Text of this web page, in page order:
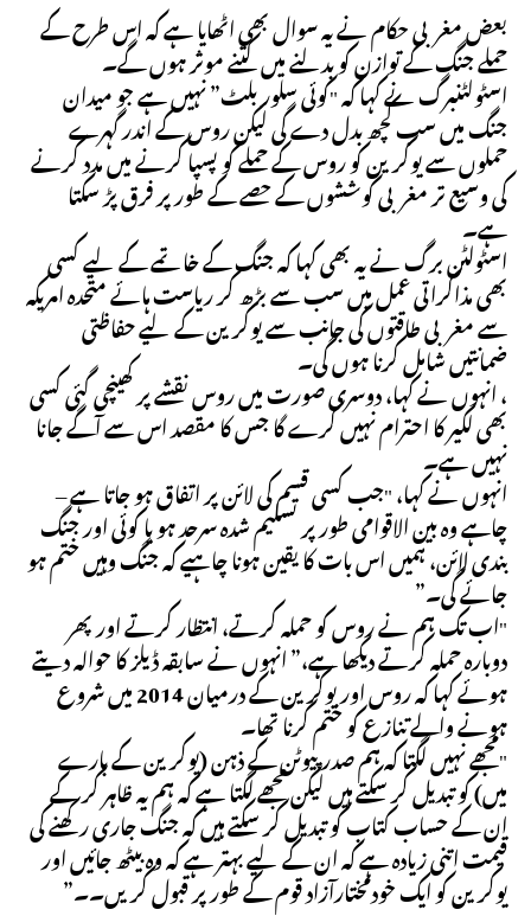
بعض مغربی حکام نے یہ سوال بھی اٹھایا ہے کہ اس طرح کے
حملے جنگ کے توازن کو بدلنے میں کتنے موثر ہوں گے۔
اسٹولٹنبرگ نے کہا کہ "کوئی سلور بلٹ” نہیں ہے جو میدان
جنگ میں سب کچھ بدل دے گی لیکن روس کے اندر گہرے
حملوں سے یوکرین کو روس کے حملے کو پسپا کرنے میں مدد کرنے
کی وسیع تر مغربی کوششوں کے حصے کے طور پر فرق پڑ سکتا
ہے۔
اسٹولٹن برگ نے یہ بھی کہا کہ جنگ کے خاتمے کے لیے کسی
بھی مذاکراتی عمل میں سب سے بڑھ کر ریاست ہائے متحدہ امریکہ
سے مغربی طاقتوں کی جانب سے یوکرین کے لیے حفاظتی
ضمانتیں شامل کرنا ہوں گی۔
، انہوں نے کہا، دوسری صورت میں روس نقشے پر کھینچی گئی کسی
بھی لکیر کا احترام نہیں کرے گا جس کا مقصد اس سے آگے جانا
نہیں ہے۔
انہوں نے کہا، "جب کسی قسم کی لائن پر اتفاق ہو جاتا ہے –
چاہے وہ بین الاقوامی طور پر تسلیم شدہ سرحد ہو یا کوئی اور جنگ
بندی لائن، ہمیں اس بات کا یقین ہونا چاہیے کہ جنگ وہیں ختم ہو
جائے گی۔”
"اب تک ہم نے روس کو حملہ کرتے، انتظار کرتے اور پھر
دوبارہ حملہ کرتے دیکھا ہے،” انہوں نے سابقہ ​​ڈیلز کا حوالہ دیتے
ہوئے کہا کہ روس اور یوکرین کے درمیان 2014 میں شروع
ہونے والے تنازع کو ختم کرنا تھا۔
"مجھے نہیں لگتا کہ ہم صدر پیوٹن کے ذہن (یوکرین کے بارے
میں) کو تبدیل کر سکتے ہیں لیکن مجھے لگتا ہے کہ ہم یہ ظاہر کر کے
ان کے حساب کتاب کو تبدیل کر سکتے ہیں کہ جنگ جاری رکھنے کی
قیمت اتنی زیادہ ہے کہ ان کے لیے بہتر ہے کہ وہ بیٹھ جائیں اور
یوکرین کو ایک خودمختارآزاد قوم کے طور پر قبول کریں۔۔”